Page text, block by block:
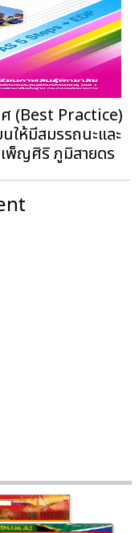
(Best Practice)
ให้มีสมรรถนะและ
พ็ญศิริ ภูมิสายดร